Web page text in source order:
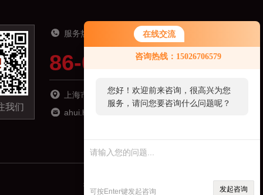
在线交流
咨询热线：15026706579
您好！欢迎前来咨询，很高兴为您
服务，请问您要咨询什么问题呢？
可按Enter键发起咨询 发起咨询
我们
服务热线
86-021-51691919
上海市松江区南乐路1276弄115号8号楼6楼
ahui.hu@zhyqsensor.com
技术支持： sitemap.xml